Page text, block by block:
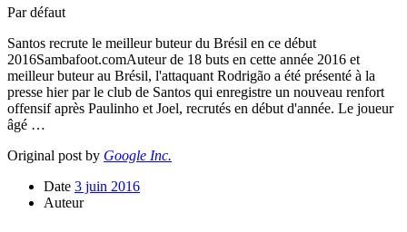
Par défaut
Santos recrute le meilleur buteur du Brésil en ce début
2016Sambafoot.comAuteur de 18 buts en cette année 2016 et
meilleur buteur au Brésil, l'attaquant Rodrigão a été présenté à la
presse hier par le club de Santos qui enregistre un nouveau renfort
offensif après Paulinho et Joel, recrutés en début d'année. Le joueur
âgé …
Original post by Google Inc.
Date 3 juin 2016
Auteur